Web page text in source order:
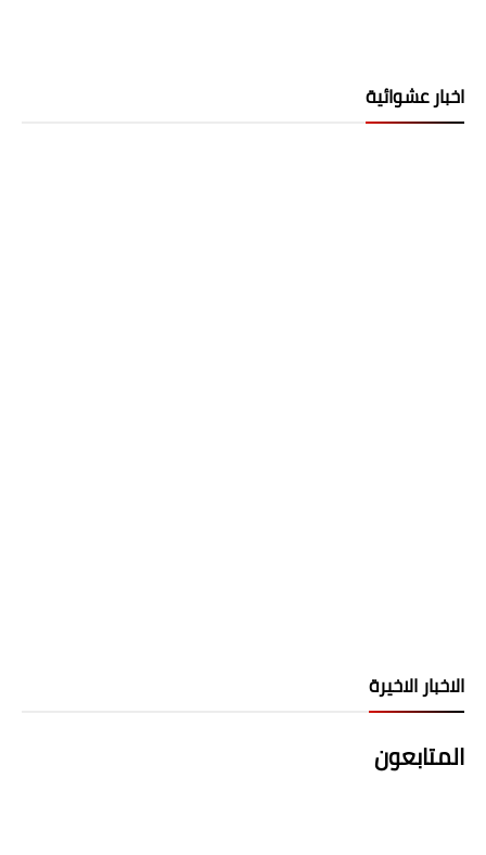
اخبار عشوائية
الاخبار الاخيرة
المتابعون